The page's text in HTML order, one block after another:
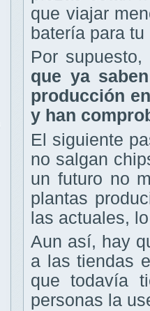
que viajar
batería para
Por
que ya
producción
y han
El siguiente
no salgan
un futuro no
plantas
las actuales,
Aun así, hay
a las tiendas
que todavía
personas la